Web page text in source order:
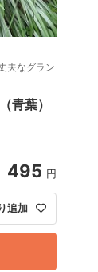
夫なグラン
青葉）
495 円
追加